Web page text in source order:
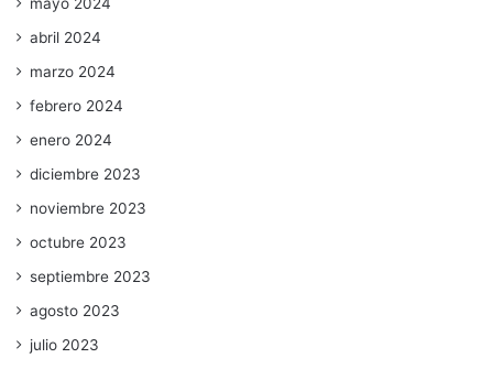
mayo 2024
abril 2024
marzo 2024
febrero 2024
enero 2024
diciembre 2023
noviembre 2023
octubre 2023
septiembre 2023
agosto 2023
julio 2023